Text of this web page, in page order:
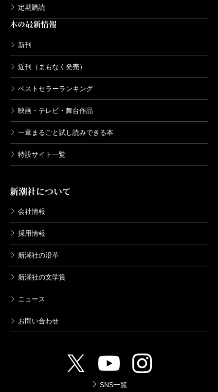
定期購読
本の最新情報
新刊
近刊（まもなく発売）
ベストセラーランキング
映画・テレビ・舞台作品
一章まるごと試し読みできる本
特設サイト一覧
新潮社について
会社情報
採用情報
新潮社の沿革
新潮社の文学賞
ニュース
お問い合わせ
SNS一覧